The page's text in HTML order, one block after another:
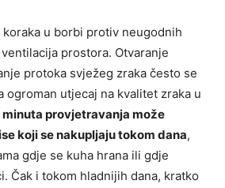
u borbi protiv neugodnih
prostora. Otvaranje
protoka svježeg zraka često se
ogroman utjecaj na kvalitet zraka u
minuta provjetravanja može
koji se nakupljaju tokom dana,
gdje se kuha hrana ili gdje
Čak i tokom hladnijih dana, kratko